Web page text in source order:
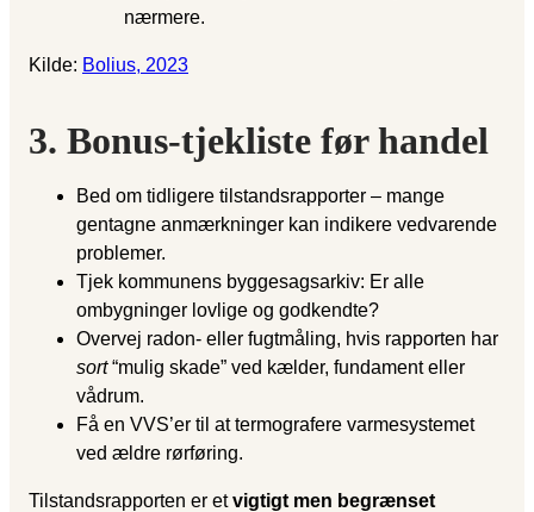
nærmere.
Kilde: Bolius, 2023
3. Bonus-tjekliste før handel
Bed om tidligere tilstandsrapporter – mange
gentagne anmærkninger kan indikere vedvarende
problemer.
Tjek kommunens byggesagsarkiv: Er alle
ombygninger lovlige og godkendte?
Overvej radon- eller fugtmåling, hvis rapporten har
sort“mulig skade” ved kælder, fundament eller
vådrum.
Få en VVS’er til at termografere varmesystemet
ved ældre rørføring.
Tilstandsrapporten er etvigtigt men begrænset